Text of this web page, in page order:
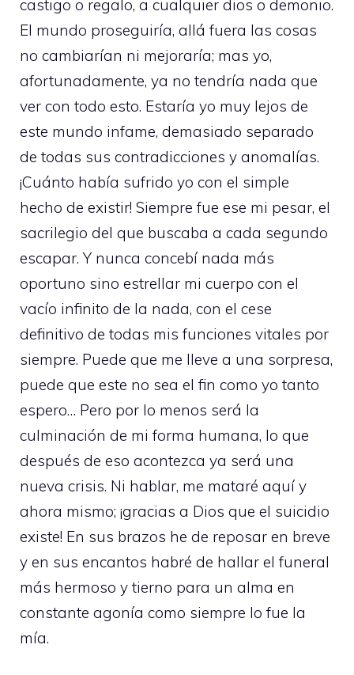
castigo o regalo, a cualquier dios o demonio.
El mundo proseguiría, allá fuera las cosas
no cambiarían ni mejoraría; mas yo,
afortunadamente, ya no tendría nada que
ver con todo esto. Estaría yo muy lejos de
este mundo infame, demasiado separado
de todas sus contradicciones y anomalías.
¡Cuánto había sufrido yo con el simple
hecho de existir! Siempre fue ese mi pesar, el
sacrilegio del que buscaba a cada segundo
escapar. Y nunca concebí nada más
oportuno sino estrellar mi cuerpo con el
vacío infinito de la nada, con el cese
definitivo de todas mis funciones vitales por
siempre. Puede que me lleve a una sorpresa,
puede que este no sea el fin como yo tanto
espero… Pero por lo menos será la
culminación de mi forma humana, lo que
después de eso acontezca ya será una
nueva crisis. Ni hablar, me mataré aquí y
ahora mismo; ¡gracias a Dios que el suicidio
existe! En sus brazos he de reposar en breve
y en sus encantos habré de hallar el funeral
más hermoso y tierno para un alma en
constante agonía como siempre lo fue la
mía.